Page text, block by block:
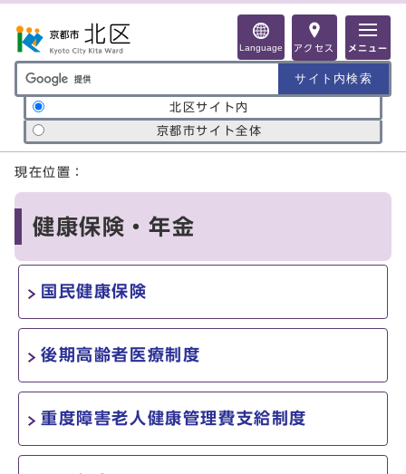
Language アクセス メニュー
サイト内検索の範囲
北区サイト内
京都市サイト全体
ここから本文です
現在位置：
健康保険・年金
国民健康保険
後期高齢者医療制度
重度障害老人健康管理費支給制度